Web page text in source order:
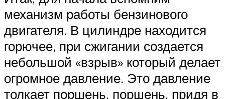
механизм работы бензинового
двигателя. В цилиндре находится
горючее, при сжигании создается
небольшой «взрыв» который делает
огромное давление. Это давление
толкает поршень, поршень, придя в